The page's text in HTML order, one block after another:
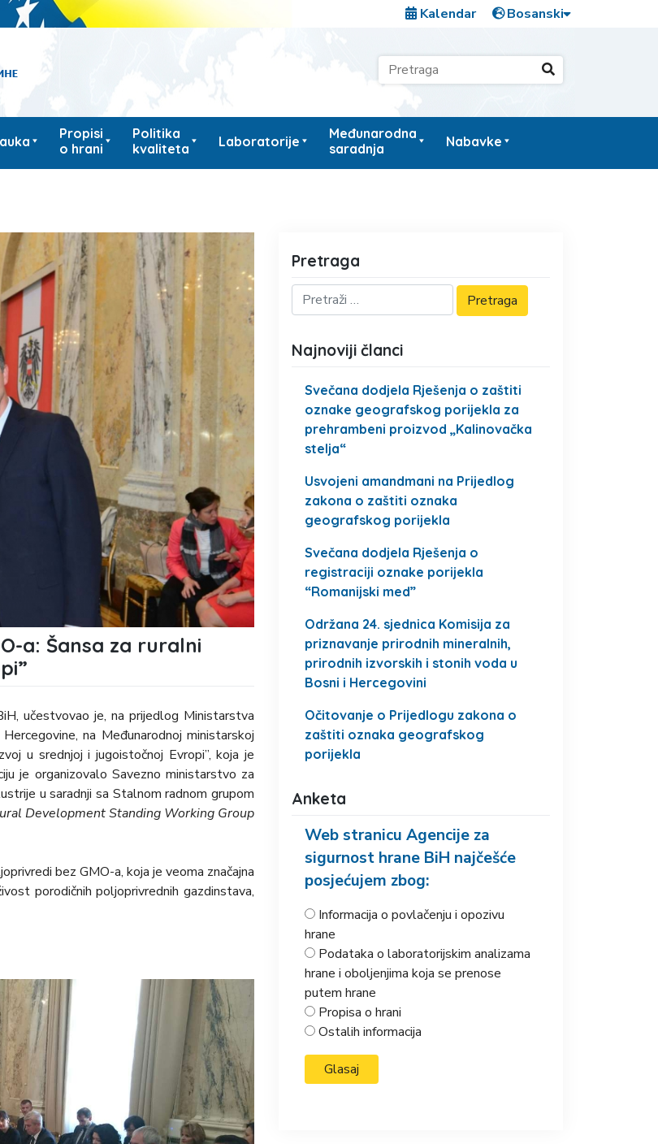
Kalendar
Propisi
o hrani
Politika
kvaliteta
Laboratorije
Međunarodna
saradnja
Nabavke
a: Šansa za ruralni
učestvovao je, na prijedlog Ministarstva
na Međunarodnoj ministarskoj
u srednjoj i jugoistočnoj Evropi”, koja je
je organizovalo Savezno ministarstvo za
u saradnji sa Stalnom radnom grupom
Development Standing Working Group
bez GMO-a, koja je veoma značajna
porodičnih poljoprivrednih gazdinstava,
Pretraga
Najnoviji članci
Svečana dodjela Rješenja o zaštiti
oznake geografskog porijekla za
prehrambeni proizvod „Kalinovačka
stelja“
Usvojeni amandmani na Prijedlog
zakona o zaštiti oznaka
geografskog porijekla
Svečana dodjela Rješenja o
registraciji oznake porijekla
“Romanijski med”
Održana 24. sjednica Komisija za
priznavanje prirodnih mineralnih,
prirodnih izvorskih i stonih voda u
Bosni i Hercegovini
Očitovanje o Prijedlogu zakona o
zaštiti oznaka geografskog
porijekla
Anketa
Web stranicu Agencije za
sigurnost hrane BiH najčešće
posjećujem zbog:
Informacija o povlačenju i opozivu
hrane
Podataka o laboratorijskim analizama
hrane i oboljenjima koja se prenose
putem hrane
Propisa o hrani
Ostalih informacija